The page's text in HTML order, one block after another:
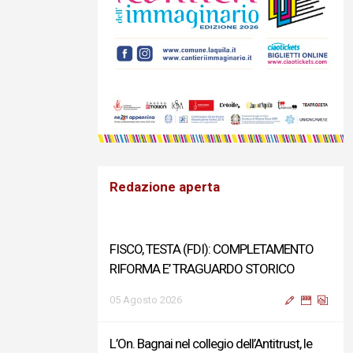
Redazione aperta
FISCO, TESTA (FDI): COMPLETAMENTO
RIFORMA E’ TRAGUARDO STORICO
05 Agosto 2026
L’On. Bagnai nel collegio dell’Antitrust, le